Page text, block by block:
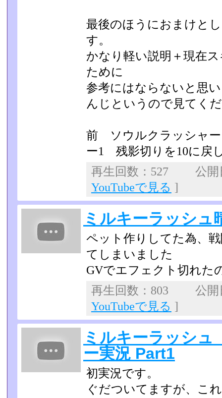
最後のほうにおまけと
す。
かなり軽い説明＋現在
ために
参考にはならないと思
んじというので見てく
前 ソウルクラッシャ
ー1 残影切りを10に戻
再生回数：527 公
YouTubeで見る ]
ミルキーラッシ
ペット作りしてた為、
てしまいました
GVでエフェクト切れた
再生回数：803 公
YouTubeで見る ]
ミルキーラッシ
ー実況 Part1
初実況です。
ぐだついてますが、こ